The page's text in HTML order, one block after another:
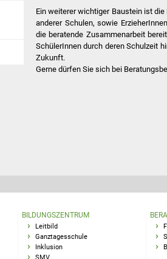
Ein weiterer wichtiger Baustein ist
anderer Schulen, sowie
die beratende Zusammenarbeit
SchülerInnen durch deren Schulzeit
Zukunft.
Gerne dürfen Sie sich bei
BILDUNGSZENTRUM
Leitbild
Ganztagesschule
Inklusion